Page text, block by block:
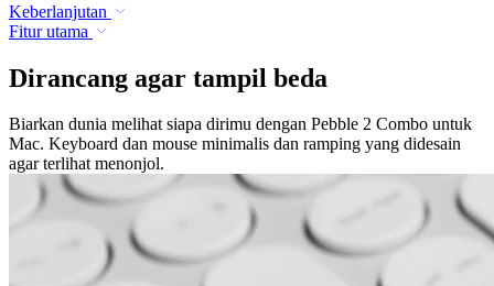
Keberlanjutan
Fitur utama
Dirancang agar tampil beda
Biarkan dunia melihat siapa dirimu dengan Pebble 2 Combo untuk
Mac. Keyboard dan mouse minimalis dan ramping yang didesain
agar terlihat menonjol.